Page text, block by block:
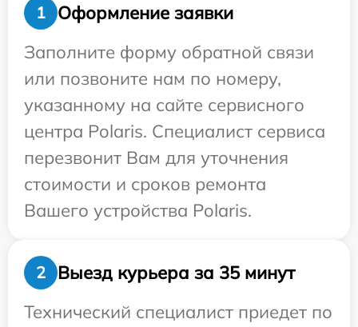
1
Оформление заявки
Заполните форму обратной связи
или позвоните нам по номеру,
указанному на сайте сервисного
центра Polaris. Специалист сервиса
перезвонит Вам для уточнения
стоимости и сроков ремонта
Вашего устройства Polaris.
2
Выезд курьера за 35 минут
Технический специалист приедет по